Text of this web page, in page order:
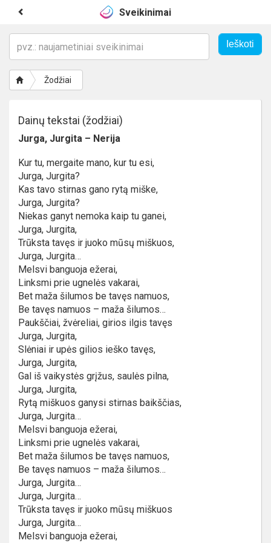
Sveikinimai
Žodžiai
Dainų tekstai (žodžiai)
Jurga, Jurgita – Nerija
Kur tu, mergaite mano, kur tu esi,
Jurga, Jurgita?
Kas tavo stirnas gano rytą miške,
Jurga, Jurgita?
Niekas ganyt nemoka kaip tu ganei,
Jurga, Jurgita,
Trūksta tavęs ir juoko mūsų miškuos,
Jurga, Jurgita…
Melsvi banguoja ežerai,
Linksmi prie ugnelės vakarai,
Bet maža šilumos be tavęs namuos,
Be tavęs namuos – maža šilumos…
Paukščiai, žvėreliai, girios ilgis tavęs
Jurga, Jurgita,
Slėniai ir upės gilios ieško tavęs,
Jurga, Jurgita,
Gal iš vaikystės grįžus, saulės pilna,
Jurga, Jurgita,
Rytą miškuos ganysi stirnas baikščias,
Jurga, Jurgita…
Melsvi banguoja ežerai,
Linksmi prie ugnelės vakarai,
Bet maža šilumos be tavęs namuos,
Be tavęs namuos – maža šilumos…
Jurga, Jurgita…
Jurga, Jurgita…
Trūksta tavęs ir juoko mūsų miškuos
Jurga, Jurgita…
Melsvi banguoja ežerai,